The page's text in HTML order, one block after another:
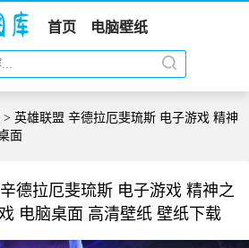
首页 电脑壁纸
> 英雄联盟 辛德拉厄斐琉斯 电子游戏 精神
面
德拉厄斐琉斯 电子游戏 精神之
电脑桌面 高清壁纸 壁纸下载